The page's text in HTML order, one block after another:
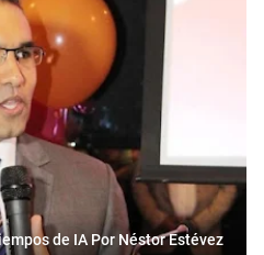
de IA Por Néstor Estévez